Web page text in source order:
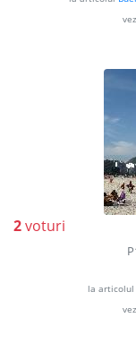
2voturi
la articolul